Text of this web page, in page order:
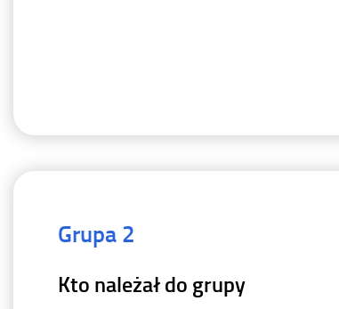
Grupa 2
Kto należał do grupy